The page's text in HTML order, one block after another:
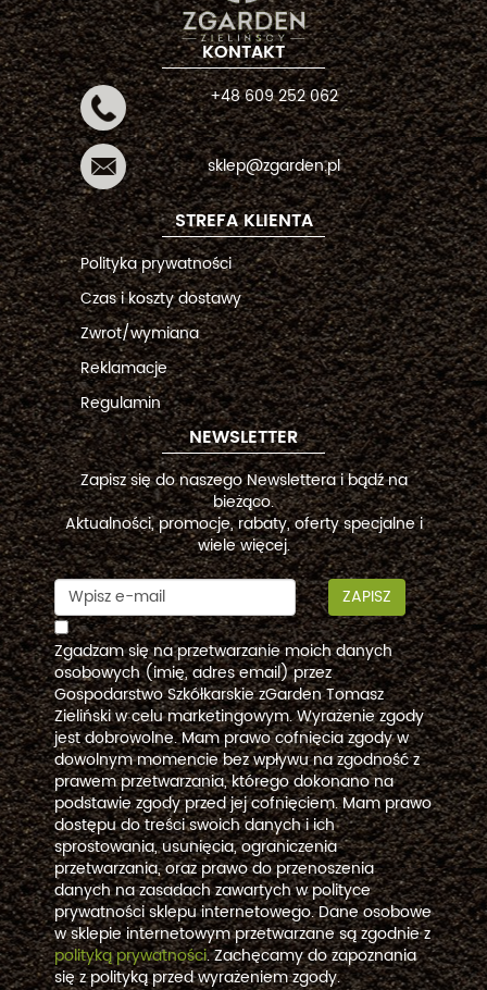
KONTAKT
+48 609 252 062
sklep@zgarden.pl
STREFA KLIENTA
Polityka prywatności
Czas i koszty dostawy
Zwrot/wymiana
Reklamacje
Regulamin
NEWSLETTER
Zapisz się do naszego Newslettera i bądź na
bieżąco.
Aktualności, promocje, rabaty, oferty specjalne i
wiele więcej.
ZAPISZ
Zgadzam się na przetwarzanie moich danych
osobowych (imię, adres email) przez
Gospodarstwo Szkółkarskie zGarden Tomasz
Zieliński w celu marketingowym. Wyrażenie zgody
jest dobrowolne. Mam prawo cofnięcia zgody w
dowolnym momencie bez wpływu na zgodność z
prawem przetwarzania, którego dokonano na
podstawie zgody przed jej cofnięciem. Mam prawo
dostępu do treści swoich danych i ich
sprostowania, usunięcia, ograniczenia
przetwarzania, oraz prawo do przenoszenia
danych na zasadach zawartych w polityce
prywatności sklepu internetowego. Dane osobowe
w sklepie internetowym przetwarzane są zgodnie z
polityką prywatności. Zachęcamy do zapoznania
się z polityką przed wyrażeniem zgody.